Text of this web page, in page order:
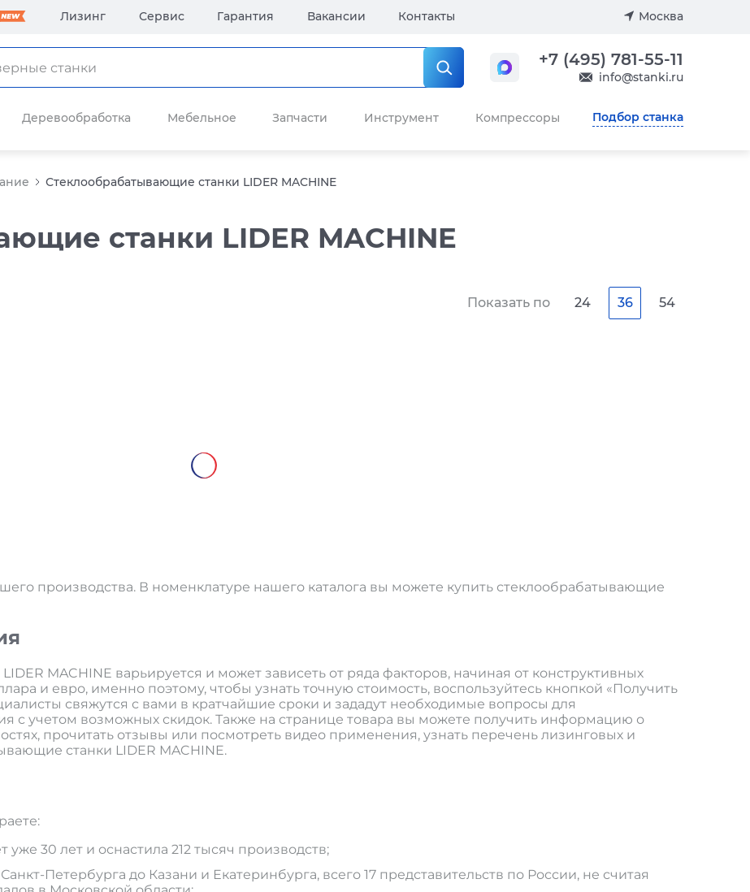
Лизинг Сервис Гарантия Вакансии Контакты Москва
+7 (495) 781-55-11
info@stanki.ru
Деревообработка Мебельное Запчасти Инструмент Компрессоры Подбор станка
Стеклообрабатывающие станки LIDER MACHINE
станки LIDER MACHINE
Показать по 24 36 54
производства. В номенклатуре нашего каталога вы можете купить стеклообрабатывающие
MACHINE варьируется и может зависеть от ряда факторов, начиная от конструктивных
и евро, именно поэтому, чтобы узнать точную стоимость, воспользуйтесь кнопкой «Получить
свяжутся с вами в кратчайшие сроки и зададут необходимые вопросы для
с учетом возможных скидок. Также на странице товара вы можете получить информацию о
прочитать отзывы или посмотреть видео применения, узнать перечень лизинговых и
станки LIDER MACHINE.
30 лет и оснастила 212 тысяч производств;
Петербурга до Казани и Екатеринбурга, всего 17 представительств по России, не считая